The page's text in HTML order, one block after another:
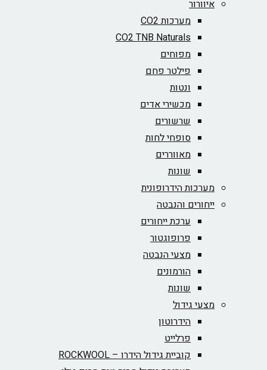
איוורור
מערכות CO2
CO2 TNB Naturals
מפוחים
פילטר פחם
ונטות
מכשירי אדים
שרשורים
סופחי לחות
מאווררים
שונות
מערכות הידרופונית
ייחורים והנבטה
ערכת ייחורים
פרופוגטור
מצעי הנבטה
הורמונים
שונות
מצעי גידול
הידרוטון
פרלייט
קוביית גידול הידרו – ROCKWOOL‏